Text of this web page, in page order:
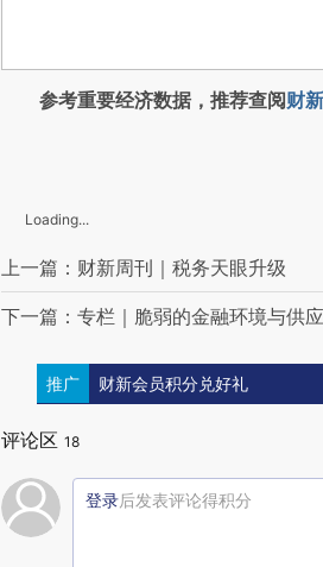
参考重要经济数据，推荐查阅财
Loading...
上一篇：财新周刊｜税务天眼升级
下一篇：专栏｜脆弱的金融环境与供
推广 财新会员积分兑好礼
评论区 18
登录后发表评论得积分